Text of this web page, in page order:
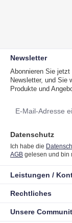
Newsletter
Abonnieren Sie
Newsletter, und Sie
Produkte und
Mail-
Datenschutz
Ich habe die
AGB gelesen und bin
Unsere
Leistungen /
Rechtliches